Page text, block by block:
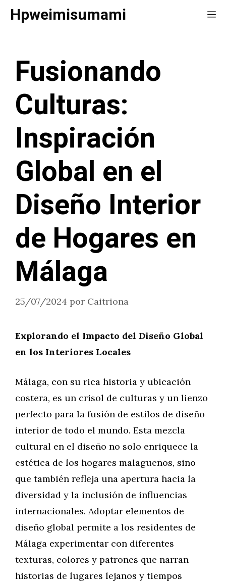
SaltarHpweimisumami
Fusionando
Culturas:
Inspiración
Global en el
Diseño Interior
de Hogares en
Málaga
25/07/2024 por Caitriona
Explorando el Impacto del Diseño Global
en los Interiores Locales
Málaga, con su rica historia y ubicación
costera, es un crisol de culturas y un lienzo
perfecto para la fusión de estilos de diseño
interior de todo el mundo. Esta mezcla
cultural en el diseño no solo enriquece la
estética de los hogares malagueños, sino
que también refleja una apertura hacia la
diversidad y la inclusión de influencias
internacionales. Adoptar elementos de
diseño global permite a los residentes de
Málaga experimentar con diferentes
texturas, colores y patrones que narran
historias de lugares lejanos y tiempos